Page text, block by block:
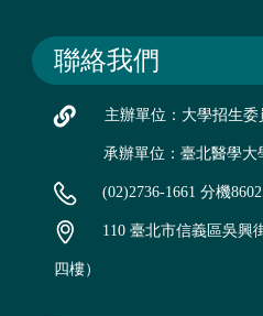
聯絡我們
主辦單位：大學招生委
承辦單位：臺北醫學大
(02)2736-1661 分機
110 臺北市信義區吳興
四樓）